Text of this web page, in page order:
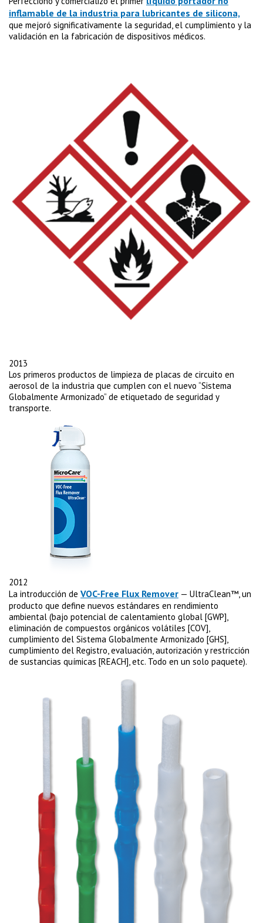
inflamable de la industria para lubricantes de silicona,
que mejoró significativamente la seguridad, el cumplimiento y la
validación en la fabricación de dispositivos médicos.
2013
Los primeros productos de limpieza de placas de circuito en
aerosol de la industria que cumplen con el nuevo “Sistema
Globalmente Armonizado” de etiquetado de seguridad y
transporte.
2012
La introducción de VOC-Free Flux Remover — UltraClean™, un
producto que define nuevos estándares en rendimiento
ambiental (bajo potencial de calentamiento global [GWP],
eliminación de compuestos orgánicos volátiles [COV],
cumplimiento del Sistema Globalmente Armonizado [GHS],
cumplimiento del Registro, evaluación, autorización y restricción
de sustancias químicas [REACH], etc. Todo en un solo paquete).